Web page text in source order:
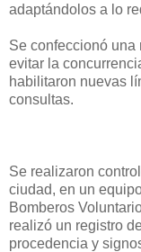
adaptándolos a lo
Se confeccionó una
evitar la
habilitaron nuevas
consultas.
Se realizaron
ciudad, en un
Bomberos
realizó un registro
procedencia y